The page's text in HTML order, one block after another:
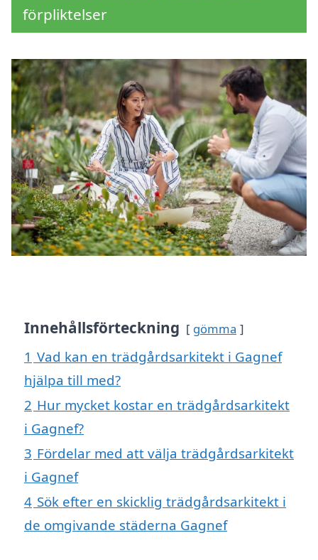
förpliktelser
Innehållsförteckning gömma
1 Vad kan en trädgårdsarkitekt i Gagnef
hjälpa till med?
2 Hur mycket kostar en trädgårdsarkitekt
i Gagnef?
3 Fördelar med att välja trädgårdsarkitekt
i Gagnef
4 Sök efter en skicklig trädgårdsarkitekt i
de omgivande städerna Gagnef